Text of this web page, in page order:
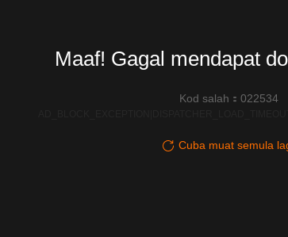
Maaf! Gagal mendapat
Kod salah：022534
Cuba muat semula